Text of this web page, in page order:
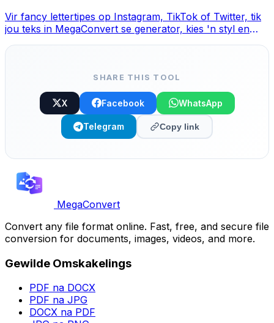
Vir fancy lettertipes op Instagram, TikTok of Twitter, tik
jou teks in MegaConvert se generator, kies 'n styl en
SHARE THIS TOOL
X Facebook WhatsApp
Telegram Copy link
MegaConvert
Convert any file format online. Fast, free, and secure file
conversion for documents, images, videos, and more.
Gewilde Omskakelings
PDF na DOCX
PDF na JPG
DOCX na PDF